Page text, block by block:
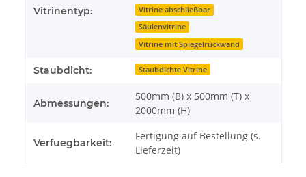
Vitrinentyp:
Vitrine abschließbar
Säulenvitrine
Vitrine mit Spiegelrückwand
Staubdicht: Staubdichte Vitrine
Abmessungen:
500mm (B) x 500mm (T) x
2000mm (H)
Verfuegbarkeit:
Fertigung auf Bestellung (s.
Lieferzeit)